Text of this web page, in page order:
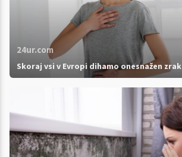
24ur.com
Skoraj vsi v Evropi dihamo onesnažen zrak